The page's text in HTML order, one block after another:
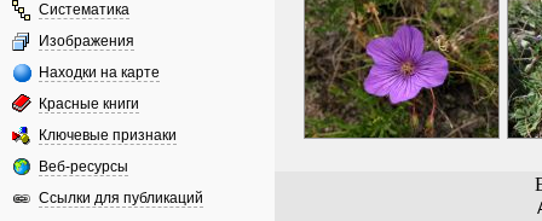
Систематика
Изображения
Находки на карте
Красные книги
Ключевые признаки
Веб-ресурсы
Ссылки для публикаций